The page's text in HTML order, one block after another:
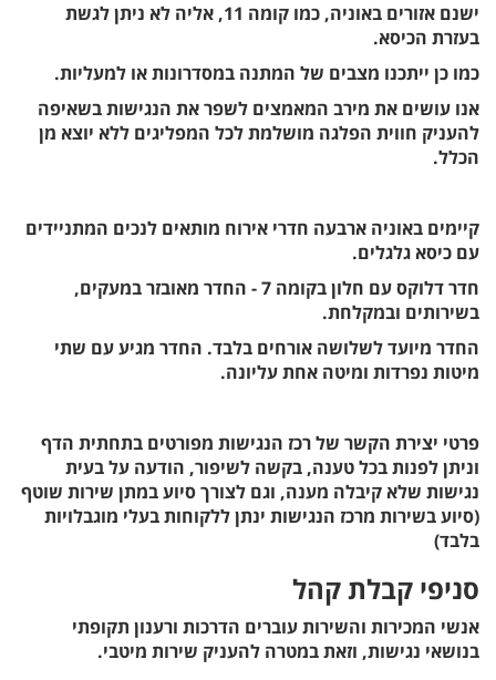
ישנם אזורים באוניה, כמו קומה 11, אליה לא ניתן לגשת
בעזרת הכיסא.
כמו כן ייתכנו מצבים של המתנה במסדרונות או למעליות.
אנו עושים את מירב המאמצים לשפר את הנגישות בשאיפה
להעניק חווית הפלגה מושלמת לכל המפליגים ללא יוצא מן
הכלל.
קיימים באוניה ארבעה חדרי אירוח מותאים לנכים המתניידים
עם כיסא גלגלים.
חדר דלוקס עם חלון בקומה 7 - החדר מאובזר במעקים,
בשירותים ובמקלחת.
החדר מיועד לשלושה אורחים בלבד. החדר מגיע עם שתי
מיטות נפרדות ומיטה אחת עליונה.
פרטי יצירת הקשר של רכז הנגישות מפורטים בתחתית הדף
וניתן לפנות בכל טענה, בקשה לשיפור, הודעה על בעית
נגישות שלא קיבלה מענה, וגם לצורך סיוע במתן שירות שוטף
(סיוע בשירות מרכז הנגישות ינתן ללקוחות בעלי מוגבלויות
בלבד)
סניפי קבלת קהל
אנשי המכירות והשירות עוברים הדרכות ורענון תקופתי
בנושאי נגישות, וזאת במטרה להעניק שירות מיטבי.